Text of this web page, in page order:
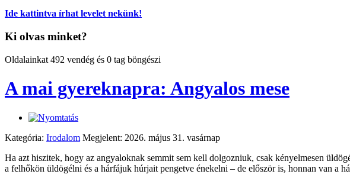
Ide kattintva írhat levelet nekünk!
Ki olvas minket?
Oldalainkat 492 vendég és 0 tag böngészi
A mai gyereknapra: Angyalos mese
Kategória: Irodalom Megjelent: 2026. május 31. vasárnap
Ha azt hiszitek, hogy az angyaloknak semmit sem kell dolgozniuk, csak kényelmesen
a felhőkön üldögélni és a hárfájuk húrjait pengetve énekelni – de először is, honnan van a